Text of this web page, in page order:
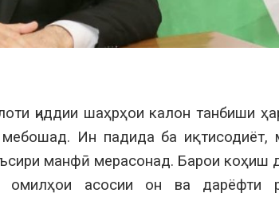
ҷиддии шаҳрҳои калон танбиши
Ин падида ба иқтисодиёт,
манфӣ мерасонад. Барои коҳиш
омилҳои асосии он ва дарёфти